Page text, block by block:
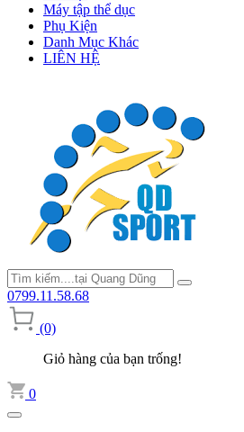
Máy tập thể dục
Phụ Kiện
Danh Mục Khác
LIÊN HỆ
0799.11.58.68
(0)
Giỏ hàng của bạn trống!
0